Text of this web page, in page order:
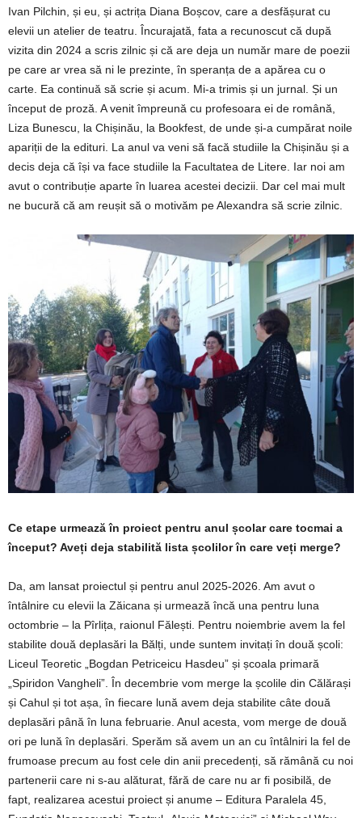
Ivan Pilchin, și eu, și actrița Diana Boșcov, care a desfășurat cu
elevii un atelier de teatru. Încurajată, fata a recunoscut că după
vizita din 2024 a scris zilnic și că are deja un număr mare de poezii
pe care ar vrea să ni le prezinte, în speranța de a apărea cu o
carte. Ea continuă să scrie și acum. Mi-a trimis și un jurnal. Și un
început de proză. A venit împreună cu profesoara ei de română,
Liza Bunescu, la Chișinău, la Bookfest, de unde și-a cumpărat noile
apariții de la edituri. La anul va veni să facă studiile la Chișinău și a
decis deja că își va face studiile la Facultatea de Litere. Iar noi am
avut o contribuție aparte în luarea acestei decizii. Dar cel mai mult
ne bucură că am reușit să o motivăm pe Alexandra să scrie zilnic.
Ce etape urmează în proiect pentru anul școlar care tocmai a
început? Aveți deja stabilită lista școlilor în care veți merge?
Da, am lansat proiectul și pentru anul 2025-2026. Am avut o
întâlnire cu elevii la Zăicana și urmează încă una pentru luna
octombrie – la Pîrlița, raionul Fălești. Pentru noiembrie avem la fel
stabilite două deplasări la Bălți, unde suntem invitați în două școli:
Liceul Teoretic „Bogdan Petriceicu Hasdeu” și școala primară
„Spiridon Vangheli”. În decembrie vom merge la școlile din Călărași
și Cahul și tot așa, în fiecare lună avem deja stabilite câte două
deplasări până în luna februarie. Anul acesta, vom merge de două
ori pe lună în deplasări. Sperăm să avem un an cu întâlniri la fel de
frumoase precum au fost cele din anii precedenți, să rămână cu noi
partenerii care ni s-au alăturat, fără de care nu ar fi posibilă, de
fapt, realizarea acestui proiect și anume – Editura Paralela 45,